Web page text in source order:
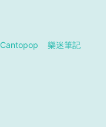
Cantopop 樂迷筆記